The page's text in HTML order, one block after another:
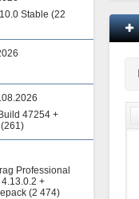
Stable (22
47254 +
(261)
Professional
+
(2 474)